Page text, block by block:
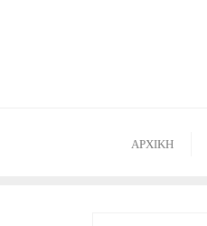
ΑΡΧΙΚΉ